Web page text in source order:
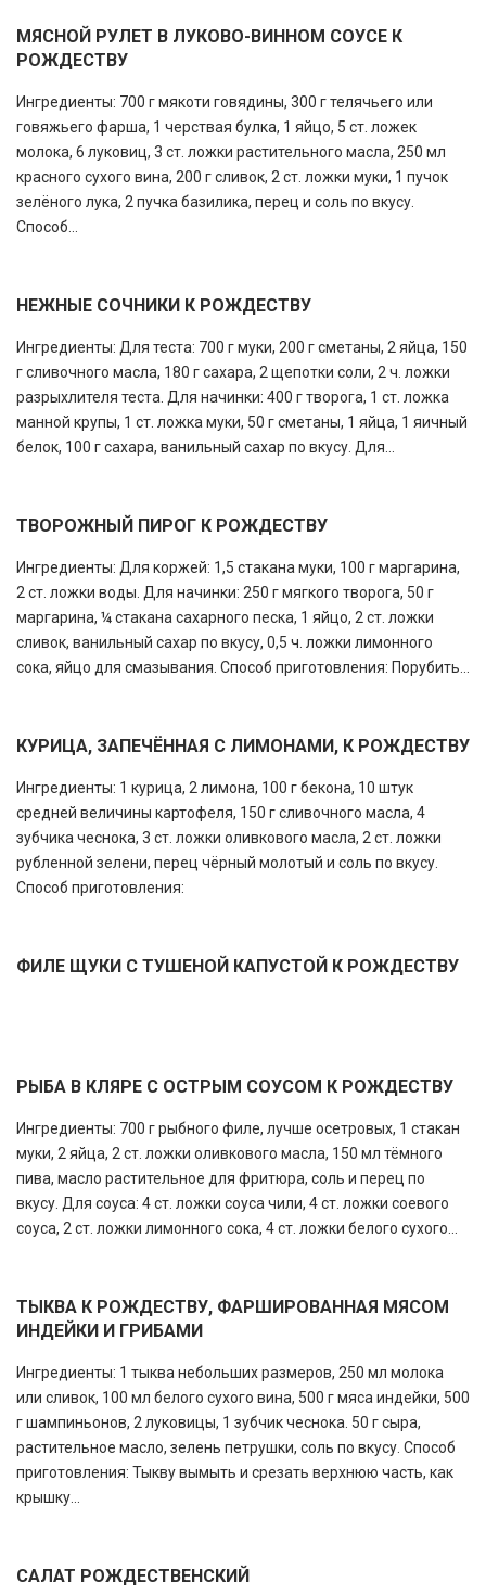
МЯСНОЙ РУЛЕТ В ЛУКОВО-ВИННОМ СОУСЕ К
РОЖДЕСТВУ
Ингредиенты: 700 г мякоти говядины, 300 г телячьего или
говяжьего фарша, 1 черствая булка, 1 яйцо, 5 ст. ложек
молока, 6 луковиц, 3 ст. ложки растительного масла, 250 мл
красного сухого вина, 200 г сливок, 2 ст. ложки муки, 1 пучок
зелёного лука, 2 пучка базилика, перец и соль по вкусу.
Способ...
НЕЖНЫЕ СОЧНИКИ К РОЖДЕСТВУ
Ингредиенты: Для теста: 700 г муки, 200 г сметаны, 2 яйца, 150
г сливочного масла, 180 г сахара, 2 щепотки соли, 2 ч. ложки
разрыхлителя теста. Для начинки: 400 г творога, 1 ст. ложка
манной крупы, 1 ст. ложка муки, 50 г сметаны, 1 яйца, 1 яичный
белок, 100 г сахара, ванильный сахар по вкусу. Для...
ТВОРОЖНЫЙ ПИРОГ К РОЖДЕСТВУ
Ингредиенты: Для коржей: 1,5 стакана муки, 100 г маргарина,
2 ст. ложки воды. Для начинки: 250 г мягкого творога, 50 г
маргарина, ¼ стакана сахарного песка, 1 яйцо, 2 ст. ложки
сливок, ванильный сахар по вкусу, 0,5 ч. ложки лимонного
сока, яйцо для смазывания. Способ приготовления: Порубить...
КУРИЦА, ЗАПЕЧЁННАЯ С ЛИМОНАМИ, К РОЖДЕСТВУ
Ингредиенты: 1 курица, 2 лимона, 100 г бекона, 10 штук
средней величины картофеля, 150 г сливочного масла, 4
зубчика чеснока, 3 ст. ложки оливкового масла, 2 ст. ложки
рубленной зелени, перец чёрный молотый и соль по вкусу.
Способ приготовления:
ФИЛЕ ЩУКИ С ТУШЕНОЙ КАПУСТОЙ К РОЖДЕСТВУ
РЫБА В КЛЯРЕ С ОСТРЫМ СОУСОМ К РОЖДЕСТВУ
Ингредиенты: 700 г рыбного филе, лучше осетровых, 1 стакан
муки, 2 яйца, 2 ст. ложки оливкового масла, 150 мл тёмного
пива, масло растительное для фритюра, соль и перец по
вкусу. Для соуса: 4 ст. ложки соуса чили, 4 ст. ложки соевого
соуса, 2 ст. ложки лимонного сока, 4 ст. ложки белого сухого...
ТЫКВА К РОЖДЕСТВУ, ФАРШИРОВАННАЯ МЯСОМ
ИНДЕЙКИ И ГРИБАМИ
Ингредиенты: 1 тыква небольших размеров, 250 мл молока
или сливок, 100 мл белого сухого вина, 500 г мяса индейки, 500
г шампиньонов, 2 луковицы, 1 зубчик чеснока. 50 г сыра,
растительное масло, зелень петрушки, соль по вкусу. Способ
приготовления: Тыкву вымыть и срезать верхнюю часть, как
крышку...
САЛАТ РОЖДЕСТВЕНСКИЙ